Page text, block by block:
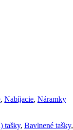
, Nabíjacie, Náramky
tašky, Bavlnené tašky,